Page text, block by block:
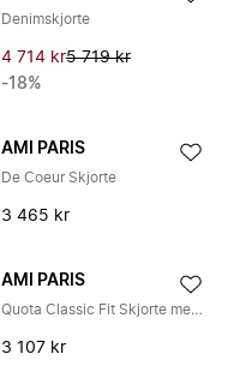
Denimskjorte
4 714 kr5 719 kr
-18%
AMI PARIS
De Coeur Skjorte
3 465 kr
AMI PARIS
Quota Classic Fit Skjorte med Kontrast
3 107 kr